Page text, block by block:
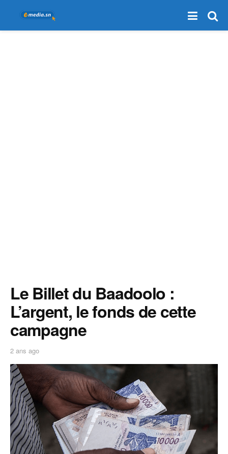
Le Billet du Baadoolo :
L’argent, le fonds de cette
campagne
2 ans ago